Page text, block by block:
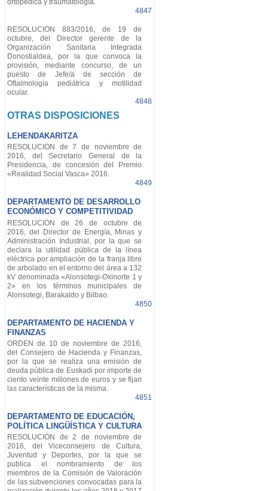
ortopédica y traumatología.
4847
RESOLUCIÓN 883/2016, de 19 de
octubre, del Director gerente de la
Organización Sanitaria Integrada
Donostialdea, por la que convoca la
provisión, mediante concurso, de un
puesto de Jefe/a de sección de
Oftalmología pediátrica y motilidad
ocular.
4848
OTRAS DISPOSICIONES
LEHENDAKARITZA
RESOLUCIÓN de 7 de noviembre de
2016, del Secretario General de la
Presidencia, de concesión del Premio
«Realidad Social Vasca» 2016.
4849
DEPARTAMENTO DE DESARROLLO
ECONÓMICO Y COMPETITIVIDAD
RESOLUCIÓN de 26 de octubre de
2016, del Director de Energía, Minas y
Administración Industrial, por la que se
declara la utilidad pública de la línea
eléctrica por ampliación de la franja libre
de arbolado en el entorno del área a 132
kV denominada «Alonsotegi-Oxinorte 1 y
2» en los términos municipales de
Alonsotegi, Barakaldo y Bilbao.
4850
DEPARTAMENTO DE HACIENDA Y
FINANZAS
ORDEN de 10 de noviembre de 2016,
del Consejero de Hacienda y Finanzas,
por la que se realiza una emisión de
deuda pública de Euskadi por importe de
ciento veinte millones de euros y se fijan
las características de la misma.
4851
DEPARTAMENTO DE EDUCACIÓN,
POLÍTICA LINGÜÍSTICA Y CULTURA
RESOLUCIÓN de 2 de noviembre de
2016, del Viceconsejero de Cultura,
Juventud y Deportes, por la que se
publica el nombramiento de los
miembros de la Comisión de Valoración
de las subvenciones convocadas para la